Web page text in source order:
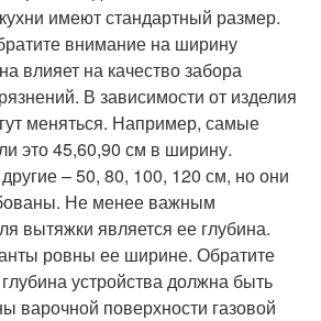
имеют стандартный размер.
внимание на ширину
влияет на качество забора
В зависимости от изделия
меняться. Например, самые
это 45,60,90 см в ширину.
– 50, 80, 100, 120 см, но они
Не менее важным
вытяжки является ее глубина.
ровны ее ширине. Обратите
устройства должна быть
варочной поверхности газовой